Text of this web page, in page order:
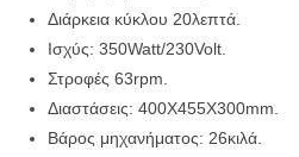
Διάρκεια κύκλου 20λεπτά.
Ισχύς: 350Watt/230Volt.
Στροφές 63rpm.
Διαστάσεις: 400Χ455Χ300mm.
Βάρος μηχανήματος: 26κιλά.